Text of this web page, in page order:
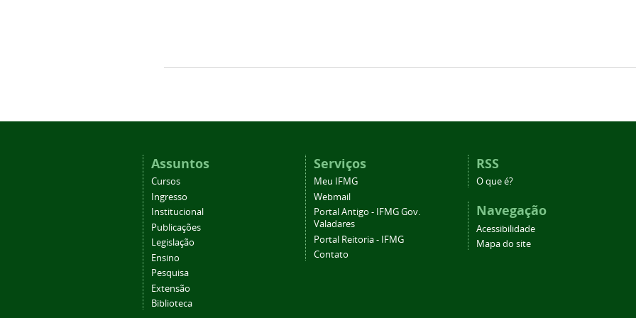
Assuntos
Cursos
Ingresso
Institucional
Publicações
Legislação
Ensino
Pesquisa
Extensão
Biblioteca
Serviços
Meu IFMG
Webmail
Portal Antigo - IFMG Gov.
Valadares
Portal Reitoria - IFMG
Contato
RSS
O que é?
Navegação
Acessibilidade
Mapa do site